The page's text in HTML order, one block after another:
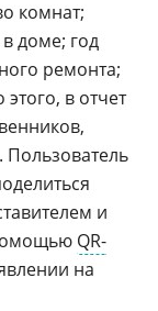
комнат;
доме; год
ремонта;
в отчет
и
QR-
на